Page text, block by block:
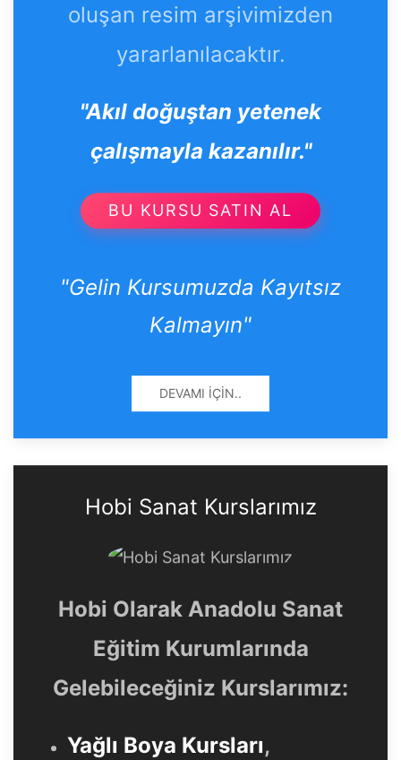
oluşan resim arşivimizden
yararlanılacaktır.
"Akıl doğuştan yetenek
çalışmayla kazanılır."
BU KURSU SATIN AL
"Gelin Kursumuzda Kayıtsız
Kalmayın"
DEVAMI İÇIN..
Hobi Sanat Kurslarımız
Hobi Olarak Anadolu Sanat
Eğitim Kurumlarında
Gelebileceğiniz Kurslarımız:
Yağlı Boya Kursları,